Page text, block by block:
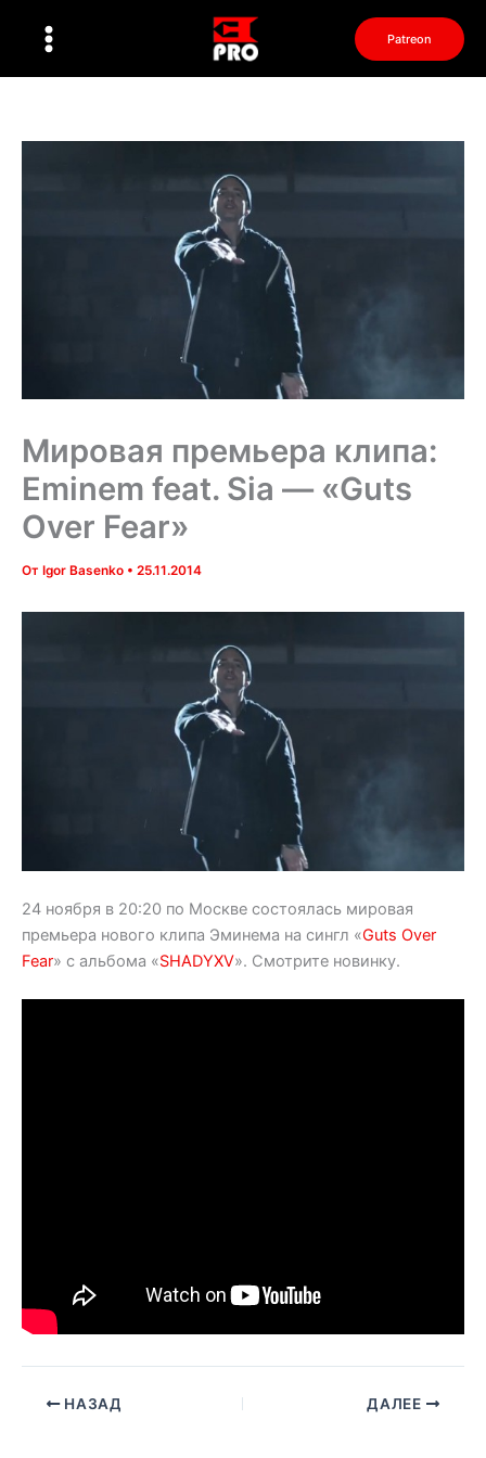
Patreon
Мировая премьера клипа:
Eminem feat. Sia — «Guts
Over Fear»
От Igor Basenko • 25.11.2014
24 ноября в 20:20 по Москве состоялась мировая
премьера нового клипа Эминема на сингл «Guts Over
Fear» с альбома «SHADYXV». Смотрите новинку.
НАЗАД ДАЛЕЕ